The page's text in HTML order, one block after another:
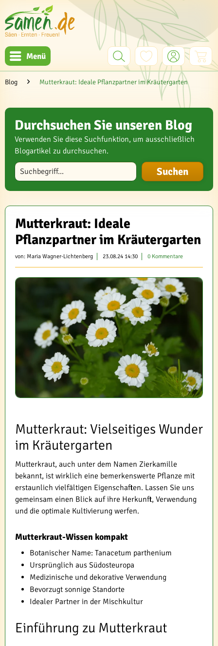
Menü
Blog Mutterkraut: Ideale Pflanzpartner im Kräutergarten
Durchsuchen Sie unseren Blog
Verwenden Sie diese Suchfunktion, um ausschließlich
Blogartikel zu durchsuchen.
Blog durchsuchen
Mutterkraut: Ideale
Pflanzpartner im Kräutergarten
von: Maria Wagner-Lichtenberg 23.08.24 14:30 0 Kommentare
Mutterkraut: Vielseitiges Wunder
im Kräutergarten
Mutterkraut, auch unter dem Namen Zierkamille
bekannt, ist wirklich eine bemerkenswerte Pflanze mit
erstaunlich vielfältigen Eigenschaften. Lassen Sie uns
gemeinsam einen Blick auf ihre Herkunft, Verwendung
und die optimale Kultivierung werfen.
Mutterkraut-Wissen kompakt
Botanischer Name: Tanacetum parthenium
Ursprünglich aus Südosteuropa
Medizinische und dekorative Verwendung
Bevorzugt sonnige Standorte
Idealer Partner in der Mischkultur
Einführung zu Mutterkraut